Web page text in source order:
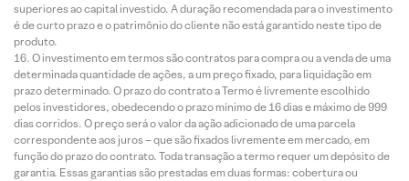
superiores ao capital investido. A duração recomendada para o investimento
é de curto prazo e o patrimônio do cliente não está garantido neste tipo de
produto.
O investimento em termos são contratos para compra ou a venda de uma
determinada quantidade de ações, a um preço fixado, para liquidação em
prazo determinado. O prazo do contrato a Termo é livremente escolhido
pelos investidores, obedecendo o prazo mínimo de 16 dias e máximo de 999
dias corridos. O preço será o valor da ação adicionado de uma parcela
correspondente aos juros – que são fixados livremente em mercado, em
função do prazo do contrato. Toda transação a termo requer um depósito de
garantia. Essas garantias são prestadas em duas formas: cobertura ou